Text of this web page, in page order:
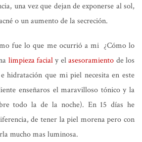
una vez que dejan de exponerse al sol,
o un aumento de la secreción.
fue lo que me ocurrió a mi ¿Cómo lo
limpieza facialy elasesoramiento de los
hidratación que mi piel necesita en este
enseñaros el maravilloso tónico y la
todo la de la noche). En 15 días he
de tener la piel morena pero con
mucho mas luminosa.